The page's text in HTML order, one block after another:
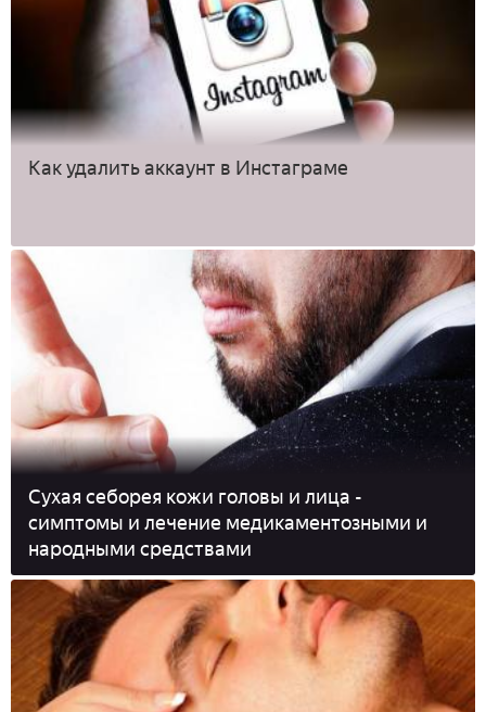
Как удалить аккаунт в Инстаграме
Сухая себорея кожи головы и лица -
симптомы и лечение медикаментозными и
народными средствами